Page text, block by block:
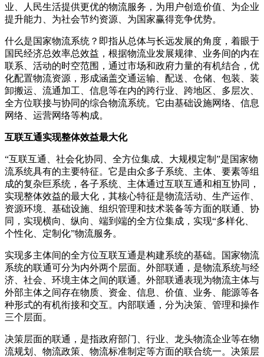
业、人民生活提供更优的物流服务，为用户创造价值、为企业
提升能力、为社会节约资源、为国家赢得竞争优势。
什么是国家物流系统？即指从总体与长远发展的角度，着眼于
国民经济总效率总效益，根据物流业发展规律、业务间的内在
联系、活动的时空范围，通过市场和政府力量的有机结合，优
化配置物流资源，形成涵盖交通运输、配送、仓储、包装、装
卸搬运、流通加工、信息等在内的跨行业、跨地区、多层次、
全方位联接与协同的综合物流系统。它由基础设施网络、信息
网络、运营网络等构成。
互联互通实现整体效益最大化
“互联互通、社会化协同、全方位集成、大规模定制”是国家物
流系统具有的主要特征。它是由众多子系统、主体、要素等组
成的复杂巨系统，各子系统、主体通过互联互通和相互协同，
实现整体效益的最大化，其核心特征是物流活动、生产运作、
资源环境、基础设施、组织管理和技术装备等方面的联通、协
同，实现横向、纵向、端到端的全方位集成，实现“多样化、
个性化、定制化”物流服务。
实现多主体间的全方位互联互通是构建系统的基础。国家物流
系统的联通可分为内外两个层面。外部联通，是物流系统与经
济、社会、环境主体之间的联通。外部联通表现为物流主体与
外部主体之间存在物质、资金、信息、价值、业务、能源等各
种形式的有机衔接和交互。内部联通，分为决策、管理和操作
三个层面。
决策层面的联通，是指政府部门、行业、龙头物流企业等在物
流规划、物流政策、物流标准制定等方面的联合统一。决策层